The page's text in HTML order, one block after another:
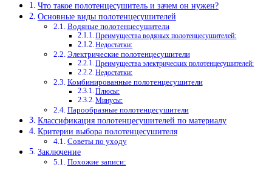
Что такое полотенцесушитель и зачем он нужен?
Основные виды полотенцесушителей
Водяные полотенцесушители
Преимущества водяных полотенцесушителей:
Недостатки:
Электрические полотенцесушители
Преимущества электрических полотенцесушителей:
Недостатки:
Комбинированные полотенцесушители
Плюсы:
Минусы:
Парообразные полотенцесушители
Классификация полотенцесушителей по материалу
Критерии выбора полотенцесушителя
Советы по уходу
Заключение
Похожие записи: